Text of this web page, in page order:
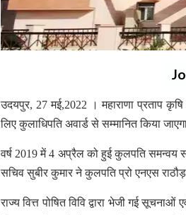
उदयपुर, 27 मई,2022 । महाराणा प्रताप कृषि
लिए कुलाधिपति अवार्ड से सम्मानित किया
वर्ष 2019 में 4 अप्रैल को हुई कुलपति समन्वय
सचिव सुबीर कुमार ने कुलपति प्रो एनएस
राज्य वित्त पोषित विवि द्वारा भेजी गई